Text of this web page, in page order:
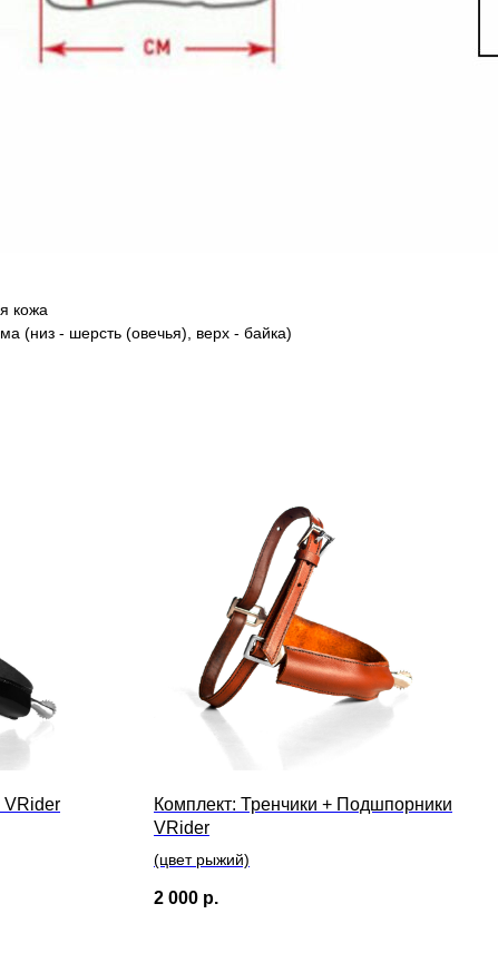
кожа
(низ - шерсть (овечья), верх - байка)
VRider
Комплект: Тренчики + Подшпорники
VRider
(цвет рыжий)
2 000 р.